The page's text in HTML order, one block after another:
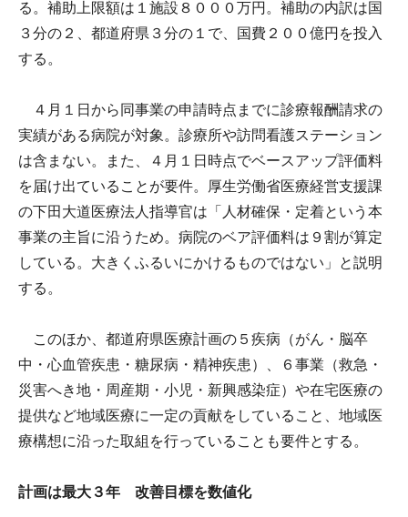
る。補助上限額は１施設８０００万円。補助の内訳は国
３分の２、都道府県３分の１で、国費２００億円を投入
する。
４月１日から同事業の申請時点までに診療報酬請求の
実績がある病院が対象。診療所や訪問看護ステーション
は含まない。また、４月１日時点でベースアップ評価料
を届け出ていることが要件。厚生労働省医療経営支援課
の下田大道医療法人指導官は「人材確保・定着という本
事業の主旨に沿うため。病院のベア評価料は９割が算定
している。大きくふるいにかけるものではない」と説明
する。
このほか、都道府県医療計画の５疾病（がん・脳卒
中・心血管疾患・糖尿病・精神疾患）、６事業（救急・
災害へき地・周産期・小児・新興感染症）や在宅医療の
提供など地域医療に一定の貢献をしていること、地域医
療構想に沿った取組を行っていることも要件とする。
計画は最大３年 改善目標を数値化